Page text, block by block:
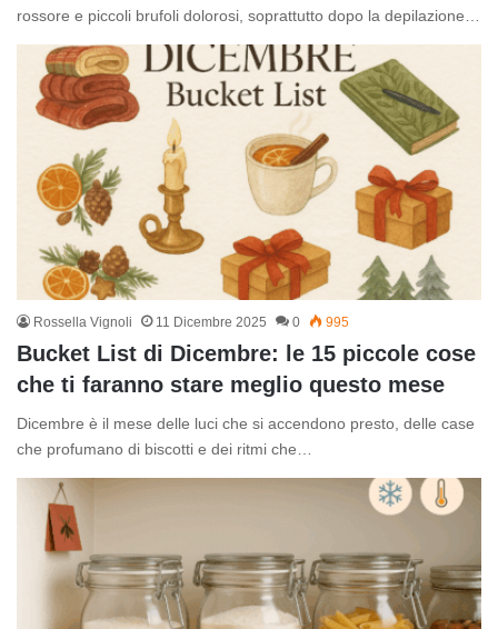
rossore e piccoli brufoli dolorosi, soprattutto dopo la depilazione…
Rossella Vignoli 11 Dicembre 2025 0 995
Bucket List di Dicembre: le 15 piccole cose
che ti faranno stare meglio questo mese
Dicembre è il mese delle luci che si accendono presto, delle case
che profumano di biscotti e dei ritmi che…